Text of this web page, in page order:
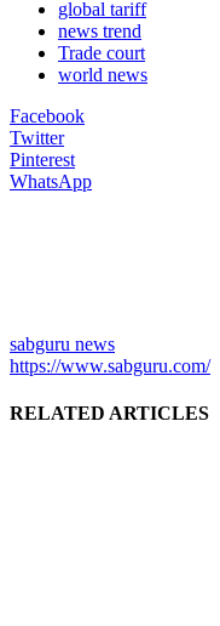
global tariff
news trend
Trade court
world news
Facebook
Twitter
Pinterest
WhatsApp
sabguru news
https://www.sabguru.com/
RELATED ARTICLES